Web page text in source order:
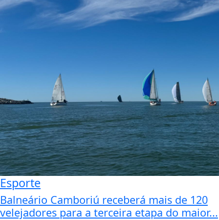
Esporte
Balneário Camboriú receberá mais de 120
velejadores para a terceira etapa do maior...